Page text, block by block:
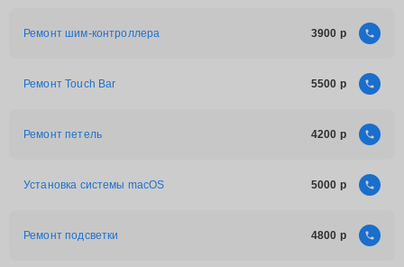
Ремонт шим-контроллера 3900
Ремонт Touch Bar 5500
Ремонт петель 4200
Установка системы macOS 5000
Ремонт подсветки 4800